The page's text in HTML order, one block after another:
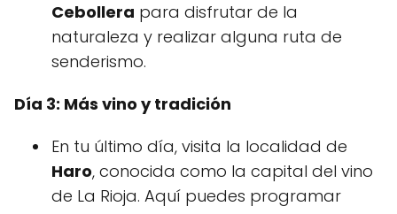
Cebollera para disfrutar de la
naturaleza y realizar alguna ruta de
senderismo.
Día 3: Más vino y tradición
En tu último día, visita la localidad de
Haro, conocida como la capital del vino
de La Rioja. Aquí puedes programar